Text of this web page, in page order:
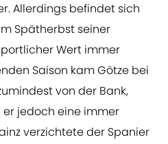
Allerdings befindet sich
Spätherbst seiner
Wert immer
Saison kam Götze bei
von der Bank,
er jedoch eine immer
verzichtete der Spanier